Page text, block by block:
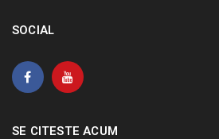
SOCIAL
SE CITESTE ACUM